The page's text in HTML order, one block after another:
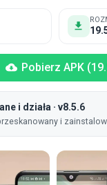
Pobierz APK
i działa · v8.5.6
i